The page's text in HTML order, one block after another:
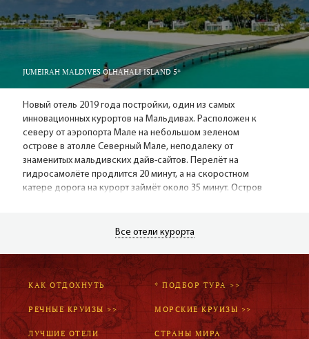
активного отдыха. Отель предлагает две бесплатные
экскурсии во время пребывания: встреча восхода или
заката, купание с дельфинами, поездки на местный
остров. Бесплатно можно пользоваться безмоторными
видами спорта на пляже, а так же поиграть в теннис,
футбол, бадминтон или настольные игры.
JUMEIRAH MALDIVES OLHAHALI ISLAND 5*
Новый отель 2019 года постройки, один из самых
инновационных курортов на Мальдивах. Расположен к
северу от аэропорта Мале на небольшом зеленом
острове в атолле Северный Мале, неподалеку от
знаменитых мальдивских дайв-сайтов. Перелёт на
гидросамолёте продлится 20 минут, а на скоростном
катере дорога на курорт займёт около 35 минут. Остров
известную маврикийскую сеть LUX* Resorts & Hotels,
комфортабельных современных виллах (от 359 кв. м.),
отличной кухней и интересными развлечениями.
Все отели курорта
КАК ОТДОХНУТЬ * ПОДБОР ТУРА >>
РЕЧНЫЕ КРУИЗЫ >> МОРСКИЕ КРУИЗЫ >>
ЛУЧШИЕ ОТЕЛИ СТРАНЫ МИРА